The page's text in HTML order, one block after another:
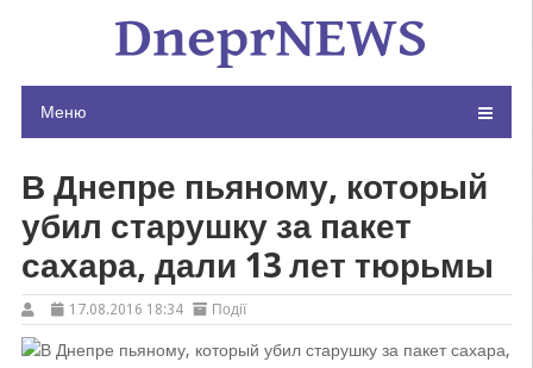
Меню
В Днепре пьяному, который
убил старушку за пакет
сахара, дали 13 лет тюрьмы
17.08.2016 18:34 Події